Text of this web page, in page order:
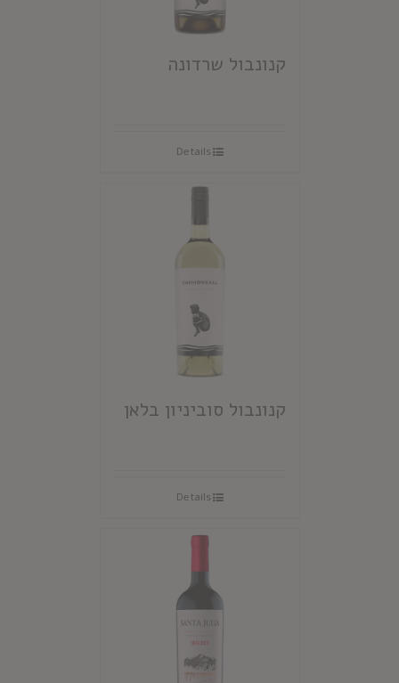
קנונבול שרדונה
Details
קנונבול סוביניון בלאן
Details